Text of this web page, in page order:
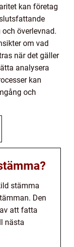
kan företag
överlevnad.
om vad
när det gäller
analysera
kan
och
stämma
Den
att fatta
nästa